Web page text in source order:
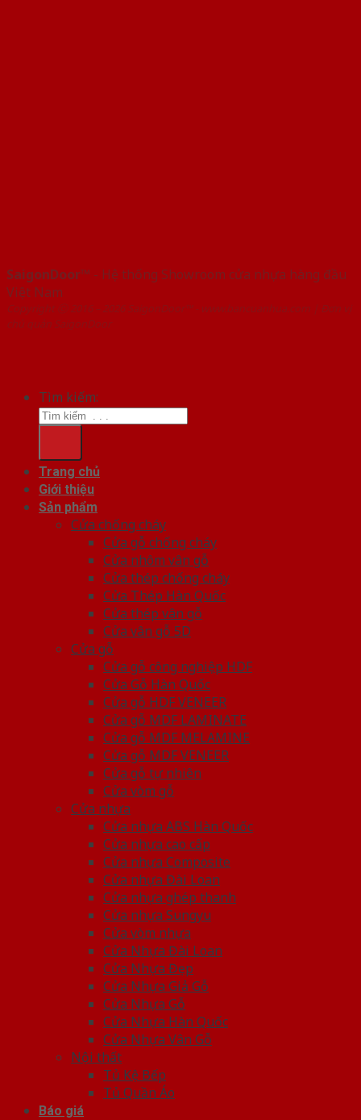
SaigonDoor™ - Hệ thống Showroom cửa nhựa hàng đầu
Việt Nam
Copyright ⓒ 2016 – 2026 SaigonDoor™ - www.bancuanhua.com | Đơn vị
chủ quản SaigonDoor
Tìm kiếm:
Trang chủ
Giới thiệu
Sản phẩm
Cửa chống cháy
Cửa gỗ chống cháy
Cửa nhôm vân gỗ
Cửa thép chống cháy
Cửa Thép Hàn Quốc
Cửa thép vân gỗ
Cửa vân gỗ 5D
Cửa gỗ
Cửa gỗ công nghiệp HDF
Cửa Gỗ Hàn Quốc
Cửa gỗ HDF VENEER
Cửa gỗ MDF LAMINATE
Cửa gỗ MDF MELAMINE
Cửa gỗ MDF VENEER
Cửa gỗ tự nhiên
Cửa vòm gỗ
Cửa nhựa
Cửa nhựa ABS Hàn Quốc
Cửa nhựa cao cấp
Cửa nhựa Composite
Cửa nhựa Đài Loan
Cửa nhựa ghép thanh
Cửa nhựa Sungyu
Cửa vòm nhựa
Cửa Nhựa Đài Loan
Cửa Nhựa Đẹp
Cửa Nhựa Giả Gỗ
Cửa Nhựa Gỗ
Cửa Nhựa Hàn Quốc
Cửa Nhựa Vân Gỗ
Nội thất
Tủ Kệ Bếp
Tủ Quần Áo
Báo giá